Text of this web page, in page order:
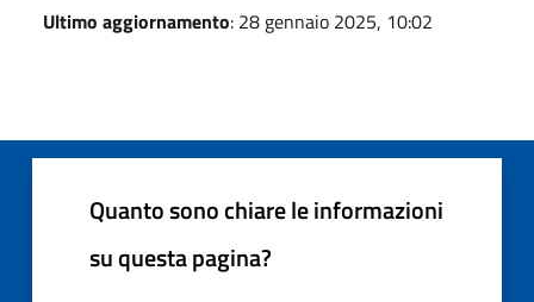
Ultimo aggiornamento: 28 gennaio 2025, 10:02
Quanto sono chiare le informazioni
su questa pagina?